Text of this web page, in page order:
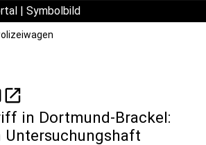
| Symbolbild
open_in_new
in Dortmund-Brackel:
Untersuchungshaft